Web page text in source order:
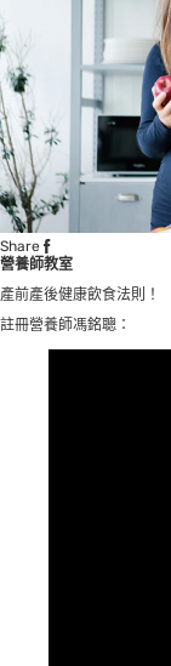
Share
營養師教室
產前產後健康飲食法則！
註冊營養師馮銘聰：